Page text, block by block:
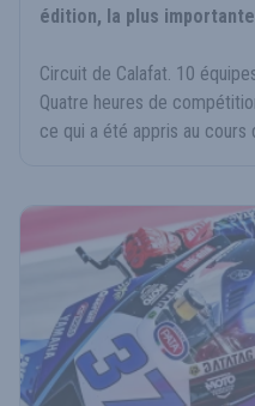
édition, la plus
Circuit de Calafat. 10
Quatre heures de
ce qui a été appris au cours